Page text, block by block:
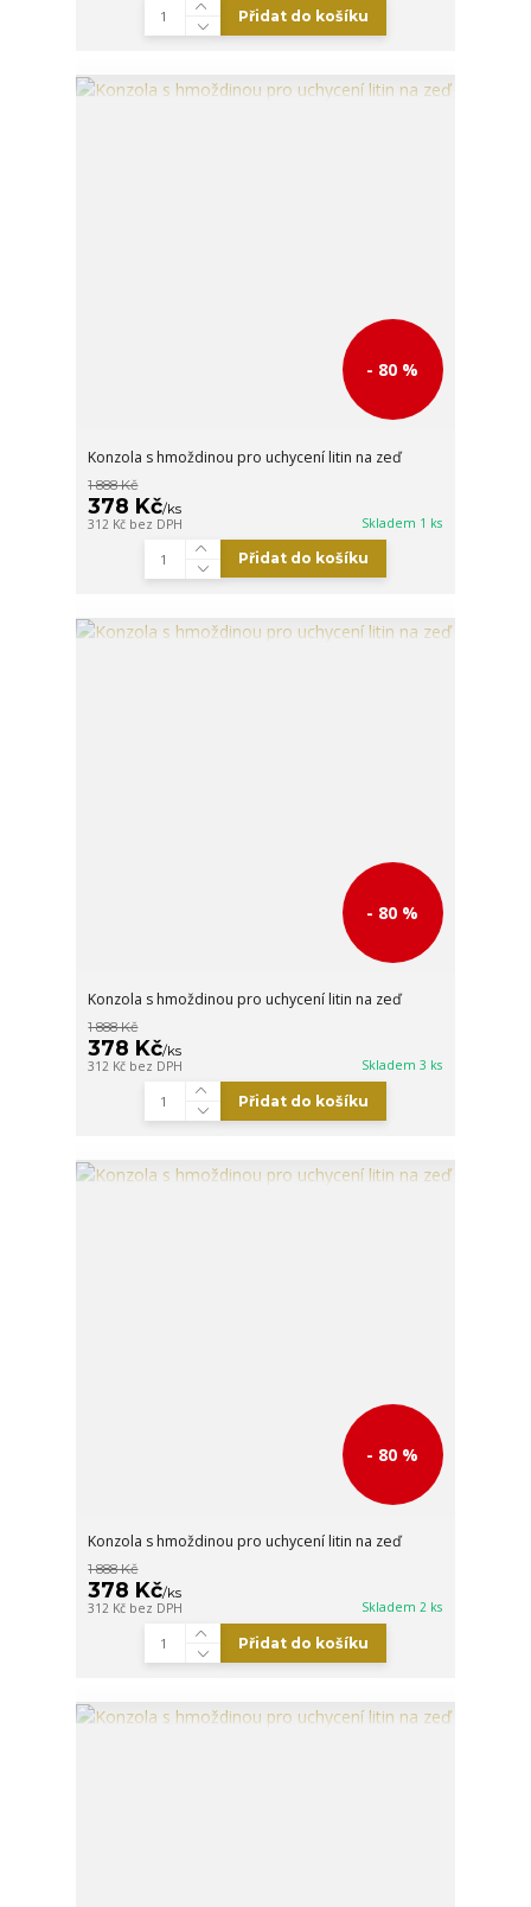
Přidat do košíku
- 80 %
Konzola s hmoždinou pro uchycení litin na zeď
1 888 Kč
378 Kč/ks
312 Kč bez DPH Skladem 1 ks
Přidat do košíku
- 80 %
Konzola s hmoždinou pro uchycení litin na zeď
1 888 Kč
378 Kč/ks
312 Kč bez DPH Skladem 3 ks
Přidat do košíku
- 80 %
Konzola s hmoždinou pro uchycení litin na zeď
1 888 Kč
378 Kč/ks
312 Kč bez DPH Skladem 2 ks
Přidat do košíku